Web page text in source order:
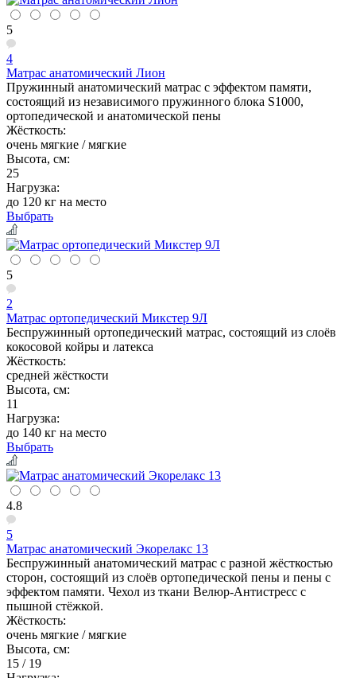
5
4
Матрас анатомический Лион
Пружинный анатомический матрас с эффектом памяти,
состоящий из независимого пружинного блока S1000,
ортопедической и анатомической пены
Жёсткость:
очень мягкие / мягкие
Высота, см:
25
Нагрузка:
до 120 кг на место
Выбрать
5
2
Матрас ортопедический Микстер 9Л
Беспружинный ортопедический матрас, состоящий из слоёв
кокосовой койры и латекса
Жёсткость:
средней жёсткости
Высота, см:
11
Нагрузка:
до 140 кг на место
Выбрать
4.8
5
Матрас анатомический Экорелакс 13
Беспружинный анатомический матрас с разной жёсткостью
сторон, состоящий из слоёв ортопедической пены и пены с
эффектом памяти. Чехол из ткани Велюр-Антистресс с
пышной стёжкой.
Жёсткость:
очень мягкие / мягкие
Высота, см:
15 / 19